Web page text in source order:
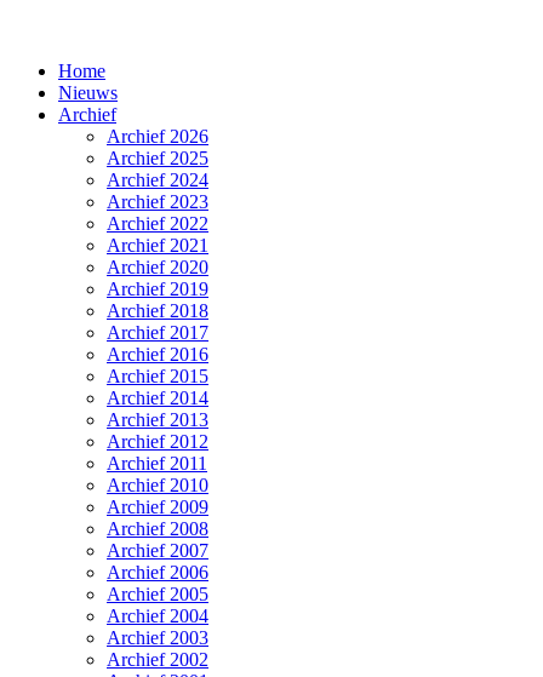
Home
Nieuws
Archief
Archief 2026
Archief 2025
Archief 2024
Archief 2023
Archief 2022
Archief 2021
Archief 2020
Archief 2019
Archief 2018
Archief 2017
Archief 2016
Archief 2015
Archief 2014
Archief 2013
Archief 2012
Archief 2011
Archief 2010
Archief 2009
Archief 2008
Archief 2007
Archief 2006
Archief 2005
Archief 2004
Archief 2003
Archief 2002